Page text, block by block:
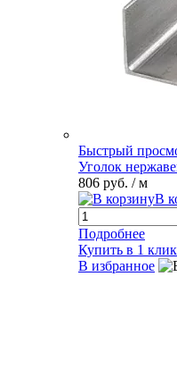
Быстрый
Уголок
806 руб. / м
В
Подробнее
Купить в 1 клик
В избранное